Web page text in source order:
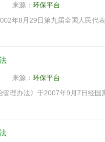
来源： 环保平台
年8月29日第九届全国人民代
来源： 环保平台
管理办法》于2007年9月7日经